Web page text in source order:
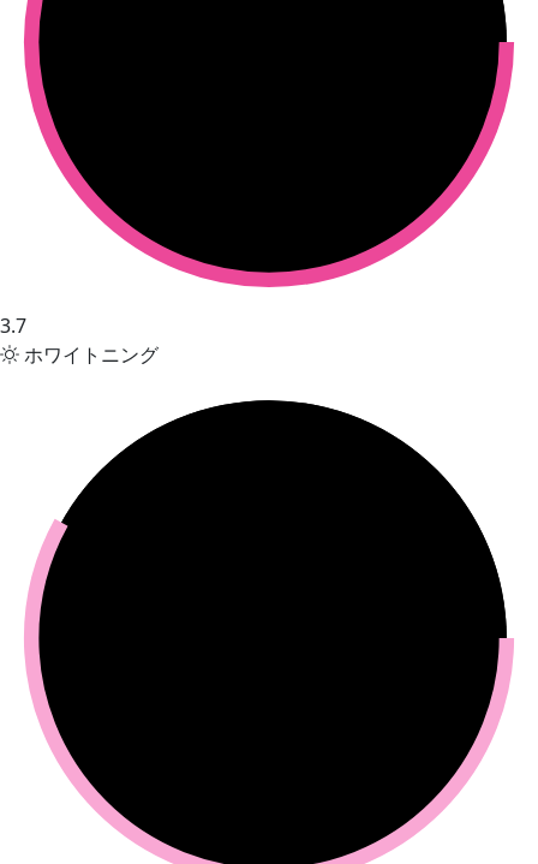
3.7
ホワイトニング